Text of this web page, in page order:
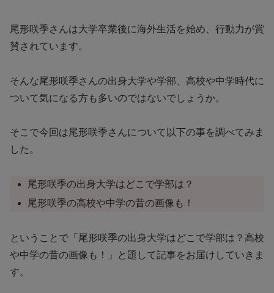
尾形咲季さんは大学卒業後に海外生活を始め、行動力が賞
賛されています。
そんな尾形咲季さんの出身大学や学部、高校や中学時代に
ついて気になる方も多いのではないでしょうか。
そこで今回は尾形咲季さんについて以下の事を調べてみま
した。
尾形咲季の出身大学はどこで学部は？
尾形咲季の高校や中学の昔の画像も！
ということで「尾形咲季の出身大学はどこで学部は？高校
や中学の昔の画像も！」と題して記事をお届けしていきま
す。